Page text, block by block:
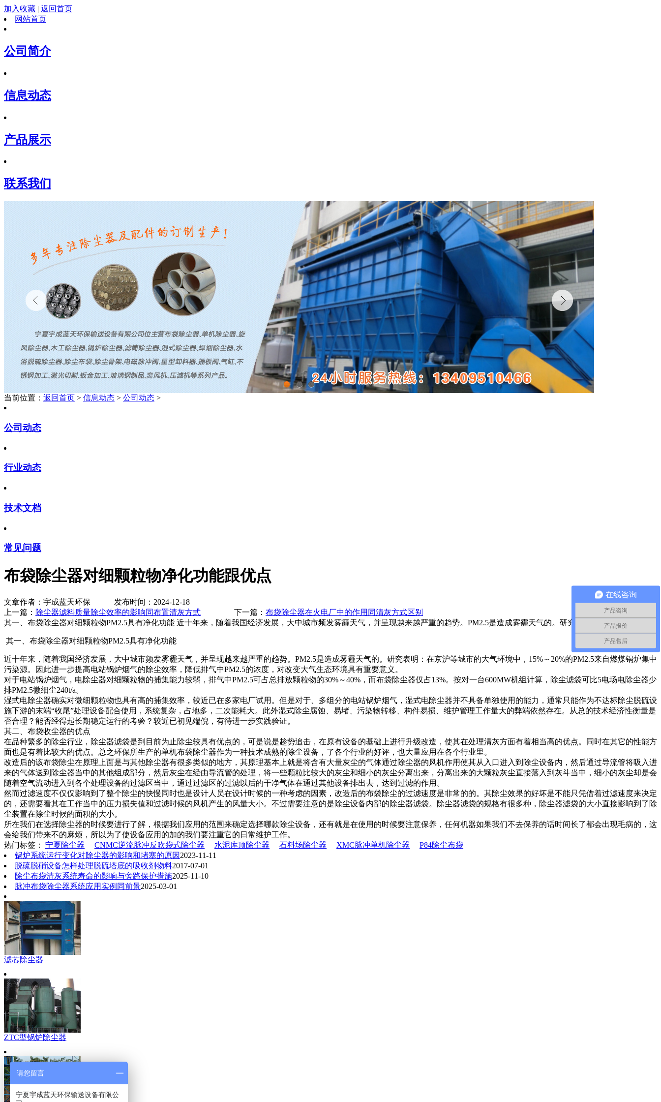
加入收藏 | 返回首页
网站首页
公司简介
信息动态
产品展示
联系我们
当前位置： 返回首页 > 信息动态 > 公司动态 >
公司动态
行业动态
技术文档
常见问题
布袋除尘器对细颗粒物净化功能跟优点
文章作者：宇成蓝天环保 发布时间：2024-12-18
上一篇： 除尘器滤料质量除尘效率的影响同布置清灰方式 下一篇： 布袋除尘器在火电厂中的作用同清灰方式区别
其一、布袋除尘器对细颗粒物PM2.5具有净化功能 近十年来，随着我国经济发展，大中城市频发雾霾天气，并呈现越来越严重的趋势。PM2.5是造成雾霾天气的。研究表明：在京沪等城
其一、布袋除尘器对细颗粒物PM2.5具有净化功能
近十年来，随着我国经济发展，大中城市频发雾霾天气，并呈现越来越严重的趋势。PM2.5是造成雾霾天气的。研究表明：在京沪等城市的大气环境中，15%～20%的PM2.5来自燃煤锅炉集中
污染源。因此进一步提高电站锅炉烟气的除尘效率，降低排气中PM2.5的浓度，对改变大气生态环境具有重要意义。
对于电站锅炉烟气，电除尘器对细颗粒物的捕集能力较弱，排气中PM2.5可占总排放颗粒物的30%～40%，而布袋除尘器仅占13%。按对一台600MW机组计算，除尘滤袋可比5电场电除尘器少
排PM2.5微细尘240t/a。
湿式电除尘器确实对微细颗粒物也具有高的捕集效率，较近已在多家电厂试用。但是对于、多组分的电站锅炉烟气，湿式电除尘器并不具备单独使用的能力，通常只能作为不达标除尘脱硫设
施下游的末端“收尾”处理设备配合使用，系统复杂，占地多，二次能耗大。此外湿式除尘腐蚀、易堵、污染物转移、构件易损、维护管理工作量大的弊端依然存在。从总的技术经济性衡量是
否合理？能否经得起长期稳定运行的考验？较近已初见端倪，有待进一步实践验证。
其二、布袋收尘器的优点
在品种繁多的除尘行业，除尘器滤袋是到目前为止除尘较具有优点的，可是说是趁势追击，在原有设备的基础上进行升级改造，使其在处理清灰方面有着相当高的优点。同时在其它的性能方
面也是有着比较大的优点。总之环保所生产的单机布袋除尘器作为一种技术成熟的除尘设备，了各个行业的好评，也大量应用在各个行业里。
改造后的该布袋除尘在原理上面是与其他除尘器有很多类似的地方，其原理基本上就是将含有大量灰尘的气体通过除尘器的风机作用使其从入口进入到除尘设备内，然后通过导流管将吸入进
来的气体送到除尘器当中的其他组成部分，然后灰尘在经由导流管的处理，将一些颗粒比较大的灰尘和细小的灰尘分离出来，分离出来的大颗粒灰尘直接落入到灰斗当中，细小的灰尘却是会
随着空气流动进入到各个处理设备的过滤区当中，通过过滤区的过滤以后的干净气体在通过其他设备排出去，达到过滤的作用。
然而过滤速度不仅仅影响到了整个除尘的快慢同时也是设计人员在设计时候的一种考虑的因素，改造后的布袋除尘的过滤速度是非常的的。其除尘效果的好坏是不能只凭借着过滤速度来决定
的，还需要看其在工作当中的压力损失值和过滤时候的风机产生的风量大小。不过需要注意的是除尘设备内部的除尘器滤袋。除尘器滤袋的规格有很多种，除尘器滤袋的大小直接影响到了除
尘装置在除尘时候的面积的大小。
所在我们在选择除尘器的时候要进行了解，根据我们应用的范围来确定选择哪款除尘设备，还有就是在使用的时候要注意保养，任何机器如果我们不去保养的话时间长了都会出现毛病的，这
会给我们带来不的麻烦，所以为了使设备应用的加的我们要注重它的日常维护工作。
热门标签： 宁夏除尘器 CNMC逆流脉冲反吹袋式除尘器 水泥库顶除尘器 石料场除尘器 XMC脉冲单机除尘器
P84除尘布袋
锅炉系统运行变化对除尘器的影响和堵塞的原因 2023-11-11
脱硫脱硝设备怎样处理脱硫塔底的吸收剂物料2017-07-01
除尘布袋清灰系统寿命的影响与旁路保护措施2025-11-10
脉冲布袋除尘器系统应用实例同前景2025-03-01
滤芯除尘器
ZTC型锅炉除尘器
在线咨询
产品咨询
产品报价
产品售后
请您留言
宁夏宇成蓝天环保输送设备有限公